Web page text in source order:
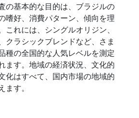
の基本的な目的は、ブラジルの
嗜好、消費パターン、傾向を理
これには、シングルオリジン、
クラシックブレンドなど、さま
種の全国的な人気レベルを測定
ます。地域の経済状況、文化的
化はすべて、国内市場の地域的
ます。